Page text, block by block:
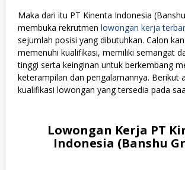
Maka dari itu PT Kinenta Indonesia
membuka rekrutmen lowongan kerja
sejumlah posisi yang dibutuhkan. Calon
memenuhi kualifikasi, memiliki semangat
tinggi serta keinginan untuk berkembang
keterampilan dan pengalamannya. Berikut
kualifikasi lowongan yang tersedia pada
Lowongan Kerja PT
Indonesia (Banshu